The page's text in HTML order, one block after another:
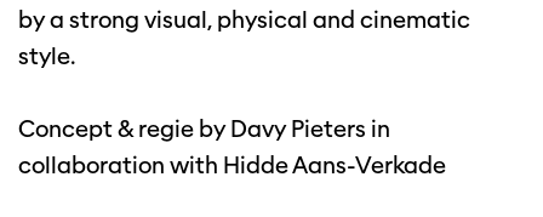
by a strong visual, physical and cinematic
style.
Concept & regie by Davy Pieters in
collaboration with Hidde Aans-Verkade